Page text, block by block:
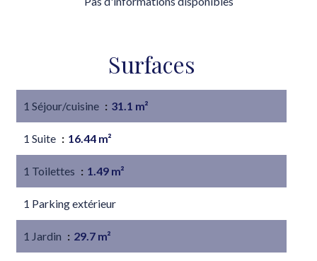
Surfaces
1 Séjour/cuisine 31.1 m²
1 Suite 16.44 m²
1 Toilettes 1.49 m²
1 Parking extérieur
1 Jardin 29.7 m²